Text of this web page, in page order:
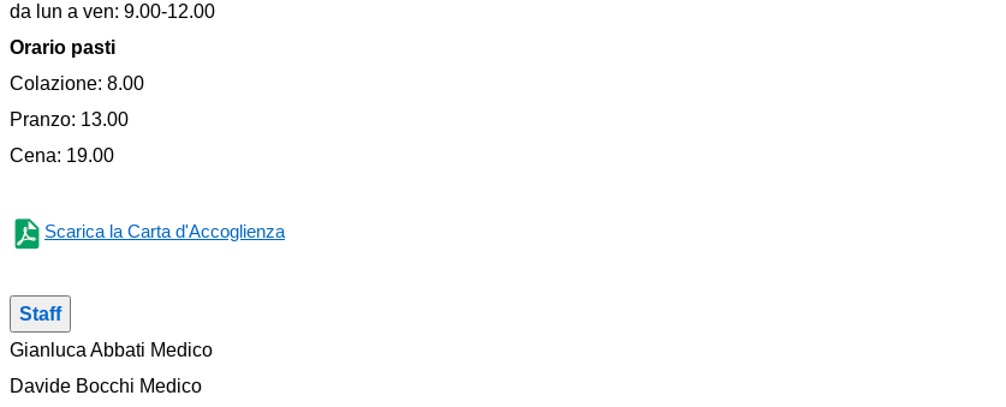
da lun a ven: 9.00-12.00
Orario pasti
Colazione: 8.00
Pranzo: 13.00
Cena: 19.00
Scarica la Carta d'Accoglienza
Staff
Gianluca Abbati Medico
Davide Bocchi Medico